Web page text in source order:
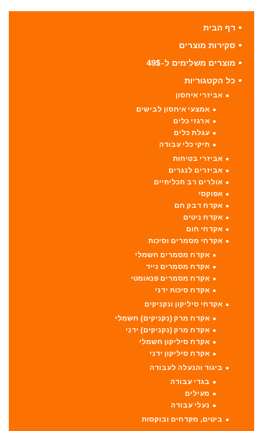
דף הבית
סקירות מוצרים
מוצרים משלימים ל-49$
כל הקטגוריות
אביזרי איחסון
אמצעי איחסון לבישים
ארגזי כלים
עגלת כלים
תיקי כלי עבודה
אביזרי בטיחות
אביזרים לנגרים
אולרים רב תכליתיים
אפוקסי
אקדח דבק חם
אקדח ניטים
אקדחי חום
אקדחי מסמרים וסיכות
אקדח מסמרים חשמלי
אקדח מסמרים נייד
אקדח מסמרים פנאומטי
אקדח סיכות ידני
אקדחי סיליקון ונקניקים
אקדח מרק (נקניקים) חשמלי
אקדח מרק (נקניקים) ידני
אקדח סיליקון חשמלי
אקדח סיליקון ידני
ביגוד והנעלה לעבודה
בגדי עבודה
מעילים
נעלי עבודה
ביטים, מקדחים ובוקסות